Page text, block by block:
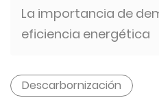
La importancia de
eficiencia energética
Descarbornización